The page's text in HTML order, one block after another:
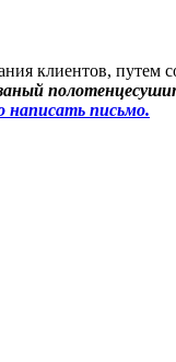
клиентов, путем
написать письмо.